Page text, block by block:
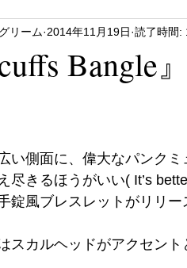
Bangle』
リーム 2014年11月19日 読了時間:
い側面に、偉大なパンク
尽きるほうがいい( It’s
錠風ブレスレットがリリー
スカルヘッドがアクセント